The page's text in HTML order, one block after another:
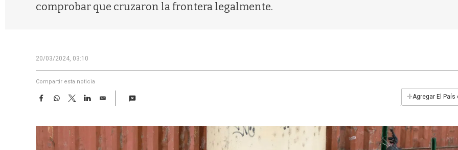
comprobar que cruzaron la frontera legalmente.
20/03/2024, 03:10
Compartir esta noticia
F
e
W
t
T
w
t
L
k
E
i
+Agregar El País